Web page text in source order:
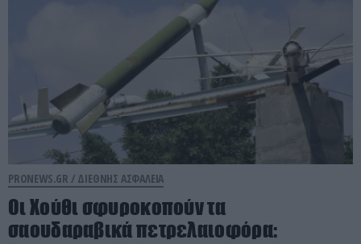
PRONEWS.GR / ΔΙΕΘΝΗΣ ΑΣΦΑΛΕΙΑ
Οι Χούθι σφυροκοπούν τα
σαουδαραβικά πετρελαιοφόρα: